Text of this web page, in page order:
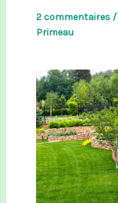
2 commentaires /
Primeau